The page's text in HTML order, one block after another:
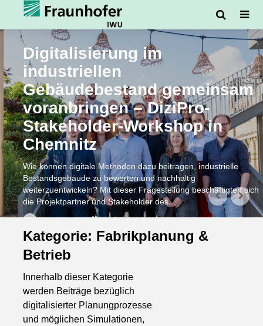
Digitalisierung im
industriellen
Gebäudebestand gemeinsam
voranbringen – DiziPro-
Stakeholder-Workshop in
Chemnitz
Wie können digitale Methoden dazu beitragen, industrielle
Bestandsgebäude zu bewerten und nachhaltig
weiterzuentwickeln? Mit dieser Fragestellung beschäftigten sich
die Projektpartner und Stakeholder des...
vor 3 Wochen
Kategorie: Fabrikplanung &
Betrieb
Innerhalb dieser Kategorie
werden Beiträge bezüglich
digitalisierter Planungprozesse
und möglichen Simulationen,